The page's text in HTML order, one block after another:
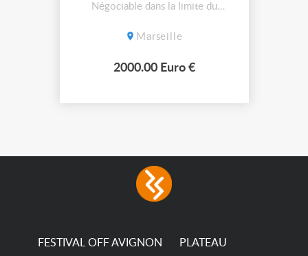
Négociable dans la limite du
Marseille
2000.00 Euro €
FESTIVAL OFF AVIGNON PLATEAU